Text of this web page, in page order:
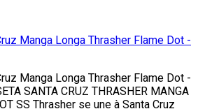
Manga Longa Thrasher Flame Dot -
Manga Longa Thrasher Flame Dot -
SANTA CRUZ THRASHER MANGA
SS Thrasher se une à Santa Cruz